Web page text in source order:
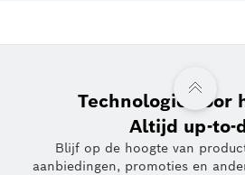
Technologie voor
Altijd up-to-
Blijf op de hoogte van
aanbiedingen, promoties en